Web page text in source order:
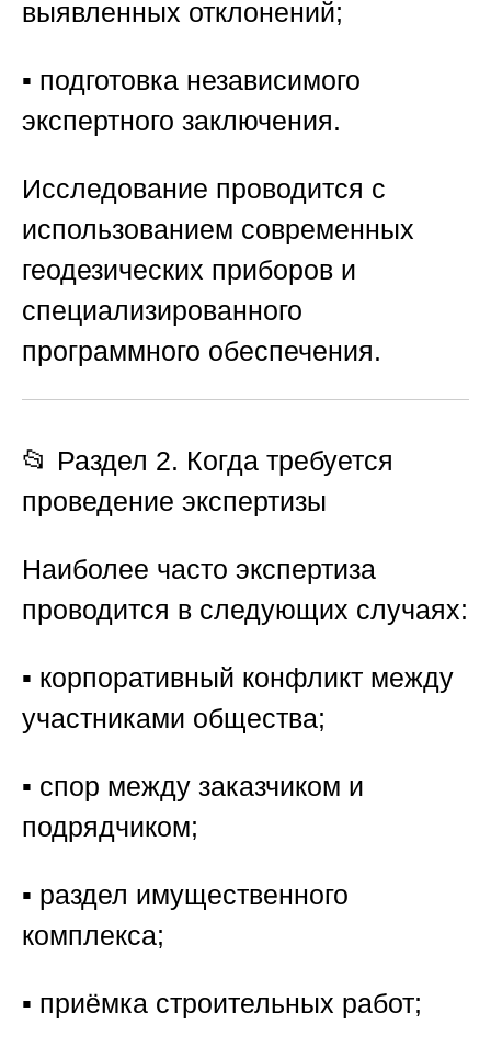
выявленных отклонений;
▪️ подготовка независимого
экспертного заключения.
Исследование проводится с
использованием современных
геодезических приборов и
специализированного
программного обеспечения.
📂 Раздел 2. Когда требуется
проведение экспертизы
Наиболее часто экспертиза
проводится в следующих случаях:
▪️ корпоративный конфликт между
участниками общества;
▪️ спор между заказчиком и
подрядчиком;
▪️ раздел имущественного
комплекса;
▪️ приёмка строительных работ;